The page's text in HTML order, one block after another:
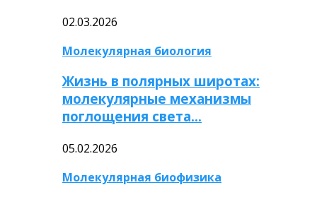
02.03.2026
Молекулярная биология
Жизнь в полярных широтах:
молекулярные механизмы
поглощения света…
05.02.2026
Молекулярная биофизика